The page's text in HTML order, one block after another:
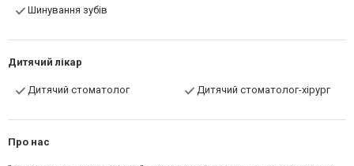
Шинування зубів
Дитячий лікар
Дитячий стоматолог Дитячий стоматолог-хірург
Про нас